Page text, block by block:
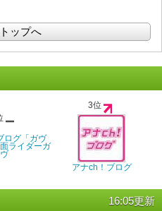
ップへ
ログ「ガヴ
ライダーガ
ヴ
3位
アナch！ブログ
16:05更新